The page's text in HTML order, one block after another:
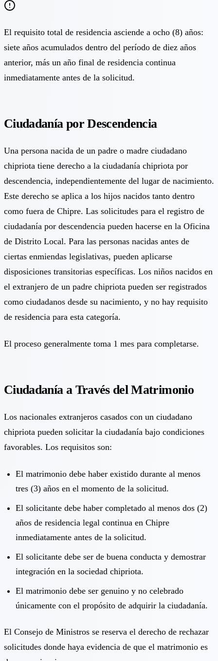
El requisito total de residencia asciende a ocho (8) años:
siete años acumulados dentro del período de diez años
anterior, más un año final de residencia continua
inmediatamente antes de la solicitud.
Ciudadanía por Descendencia
Una persona nacida de un padre o madre ciudadano
chipriota tiene derecho a la ciudadanía chipriota por
descendencia, independientemente del lugar de nacimiento.
Este derecho se aplica a los hijos nacidos tanto dentro
como fuera de Chipre. Las solicitudes para el registro de
ciudadanía por descendencia pueden hacerse en la Oficina
de Distrito Local. Para las personas nacidas antes de
ciertas enmiendas legislativas, pueden aplicarse
disposiciones transitorias específicas. Los niños nacidos en
el extranjero de un padre chipriota pueden ser registrados
como ciudadanos desde su nacimiento, y no hay requisito
de residencia para esta categoría.
El proceso generalmente toma 1 mes para completarse.
Ciudadanía a Través del Matrimonio
Los nacionales extranjeros casados con un ciudadano
chipriota pueden solicitar la ciudadanía bajo condiciones
favorables. Los requisitos son:
El matrimonio debe haber existido durante al menos
tres (3) años en el momento de la solicitud.
El solicitante debe haber completado al menos dos (2)
años de residencia legal continua en Chipre
inmediatamente antes de la solicitud.
El solicitante debe ser de buena conducta y demostrar
integración en la sociedad chipriota.
El matrimonio debe ser genuino y no celebrado
únicamente con el propósito de adquirir la ciudadanía.
El Consejo de Ministros se reserva el derecho de rechazar
solicitudes donde haya evidencia de que el matrimonio es